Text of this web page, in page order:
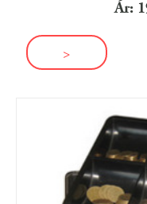
Ár:
>